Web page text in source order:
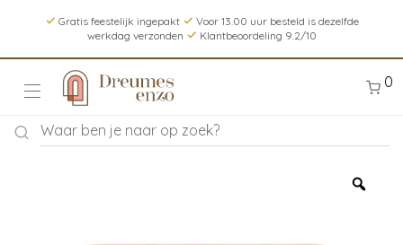
Gratis feestelijk ingepakt
Voor 13.00 uur besteld is dezelfde
werkdag verzonden
Klantbeoordeling 9.2/10
0